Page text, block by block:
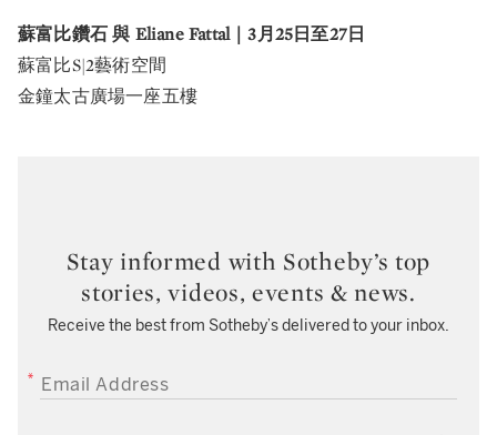
蘇富比鑽石 與 Eliane Fattal｜3月25日至27日
蘇富比S|2藝術空間
金鐘太古廣場一座五樓
Stay informed with Sotheby’s top
stories, videos, events & news.
Receive the best from Sotheby’s delivered to your inbox.
EMAIL ADDRESS